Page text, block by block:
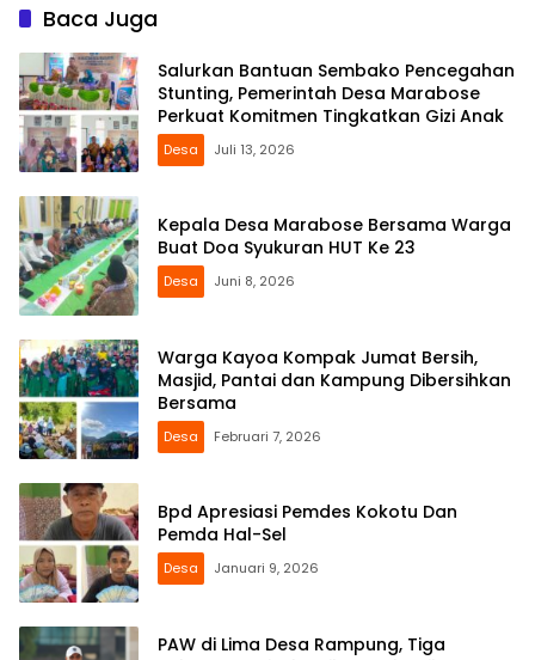
Baca Juga
Salurkan Bantuan Sembako Pencegahan
Stunting, Pemerintah Desa Marabose
Perkuat Komitmen Tingkatkan Gizi Anak
Desa Juli 13, 2026
Kepala Desa Marabose Bersama Warga
Buat Doa Syukuran HUT Ke 23
Desa Juni 8, 2026
Warga Kayoa Kompak Jumat Bersih,
Masjid, Pantai dan Kampung Dibersihkan
Bersama
Desa Februari 7, 2026
Bpd Apresiasi Pemdes Kokotu Dan
Pemda Hal-Sel
Desa Januari 9, 2026
PAW di Lima Desa Rampung, Tiga